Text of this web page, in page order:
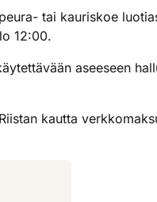
tai kauriskoe
12:00.
aseeseen
kautta